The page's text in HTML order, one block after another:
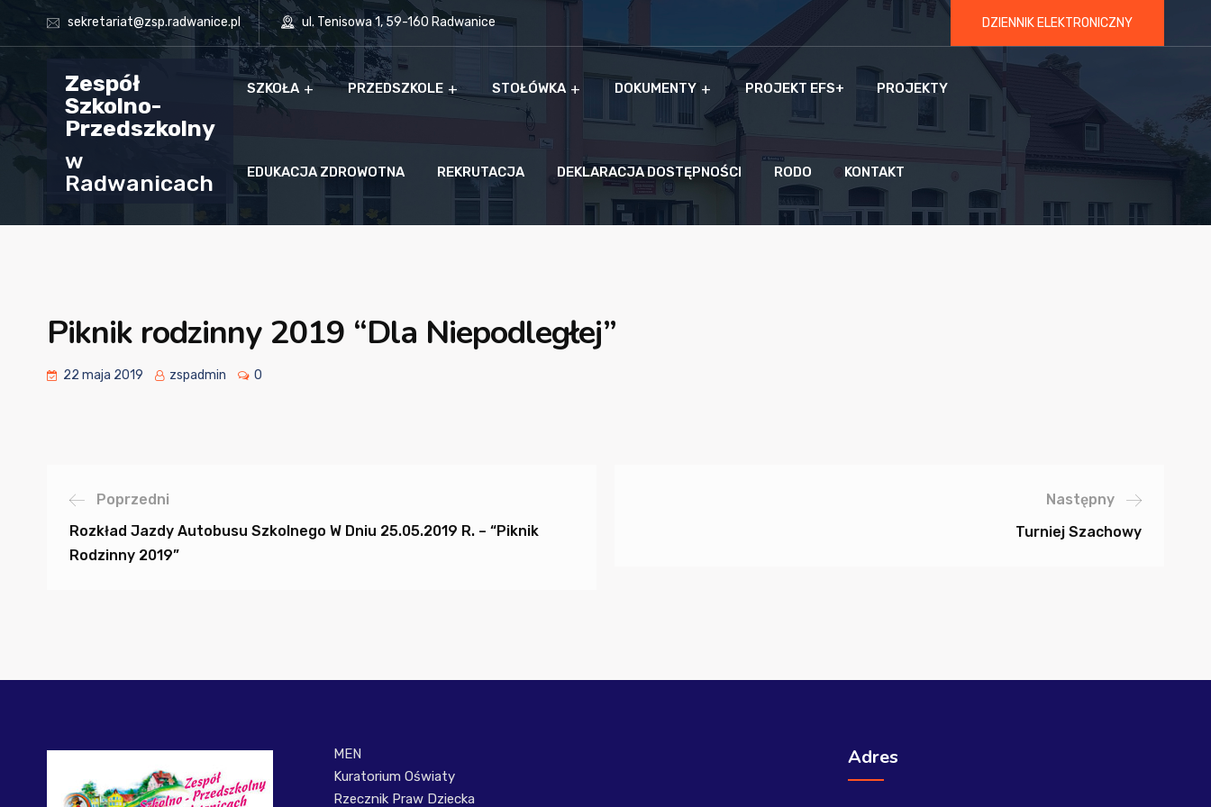
sekretariat@zsp.radwanice.pl ul. Tenisowa 1, 59-160 Radwanice DZIENNIK ELEKTRONICZNY
Zespół
Szkolno-
Przedszkolny
w
Radwanicach
SZKOŁA PRZEDSZKOLE STOŁÓWKA DOKUMENTY PROJEKT EFS+ PROJEKTY
EDUKACJA ZDROWOTNA REKRUTACJA DEKLARACJA DOSTĘPNOŚCI RODO KONTAKT
Piknik rodzinny 2019 “Dla Niepodległej”
22 maja 2019 zspadmin 0
Poprzedni
Rozkład Jazdy Autobusu Szkolnego W Dniu 25.05.2019 R. – “Piknik
Rodzinny 2019”
Następny
Turniej Szachowy
MEN
Kuratorium Oświaty
Rzecznik Praw Dziecka
Adres